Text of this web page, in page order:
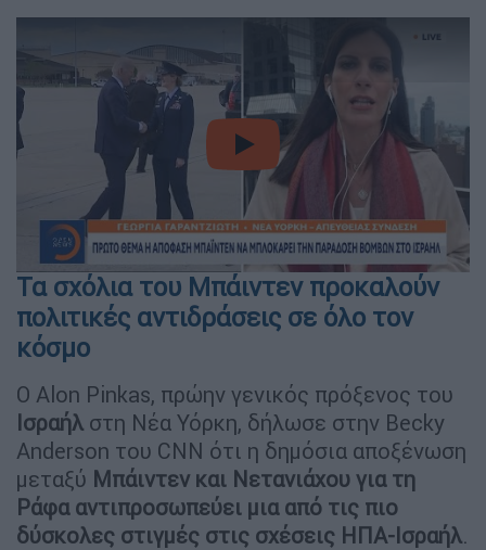
video
Τα σχόλια του Μπάιντεν προκαλούν
πολιτικές αντιδράσεις σε όλο τον
κόσμο
Ο Alon Pinkas, πρώην γενικός πρόξενος του
Ισραήλ στη Νέα Υόρκη, δήλωσε στην Becky
Anderson του CNN ότι η δημόσια αποξένωση
μεταξύ Μπάιντεν και Νετανιάχου για τη
Ράφα αντιπροσωπεύει μια από τις πιο
δύσκολες στιγμές στις σχέσεις ΗΠΑ-Ισραήλ.